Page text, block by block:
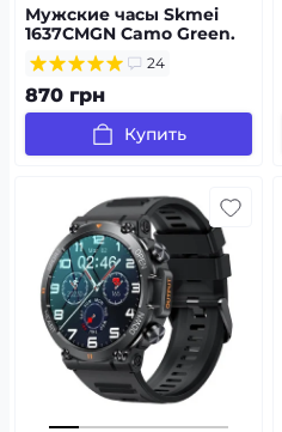
Мужские часы Skmei
1637CMGN Camo Green.
24
870 грн
Купить